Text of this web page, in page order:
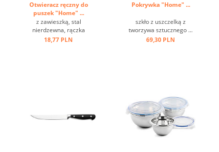
Otwieracz ręczny do
puszek "Home" ...
z zawieszką, stal
nierdzewna, rączka
wydrążona ...
18,77 PLN
Pokrywka "Home" ...
szkło z uszczelką z
tworzywa sztucznego ...
69,30 PLN